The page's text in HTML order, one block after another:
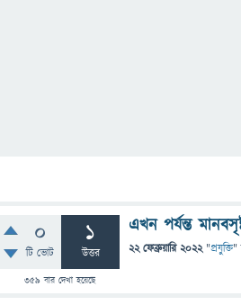
0
টি ভোট
1
উত্তর
359 বার দেখা হয়েছে
এখন পর্যন্ত
22 ফেব্রুয়ারি 2022 "প্রযুক্তি"